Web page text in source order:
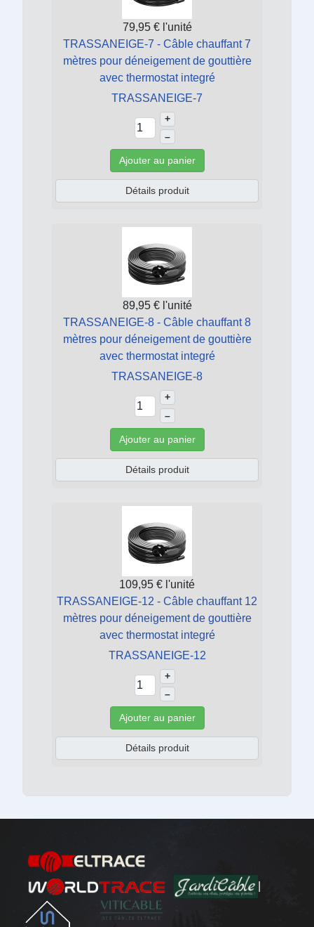
79,95 € l'unité
TRASSANEIGE-7 - Câble chauffant 7
mètres pour déneigement de gouttière
avec thermostat integré
TRASSANEIGE-7
+
–
Ajouter au panier
Détails produit
89,95 € l'unité
TRASSANEIGE-8 - Câble chauffant 8
mètres pour déneigement de gouttière
avec thermostat integré
TRASSANEIGE-8
+
–
Ajouter au panier
Détails produit
109,95 € l'unité
TRASSANEIGE-12 - Câble chauffant 12
mètres pour déneigement de gouttière
avec thermostat integré
TRASSANEIGE-12
+
–
Ajouter au panier
Détails produit